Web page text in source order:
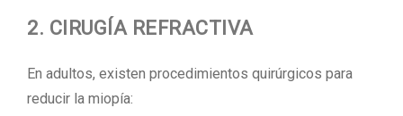
2. CIRUGÍA REFRACTIVA
En adultos, existen procedimientos quirúrgicos para
reducir la miopía: